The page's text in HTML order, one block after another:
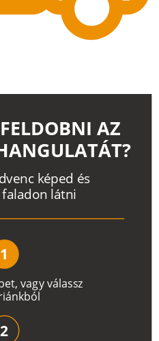
t, vagyválassz
iánkból
dvenc képed és
faladon látni
AZ
1
2